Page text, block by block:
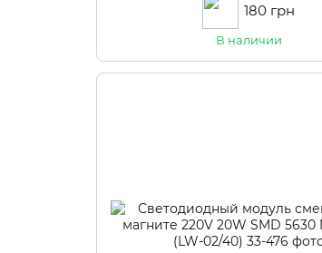
180 грн
В наличии